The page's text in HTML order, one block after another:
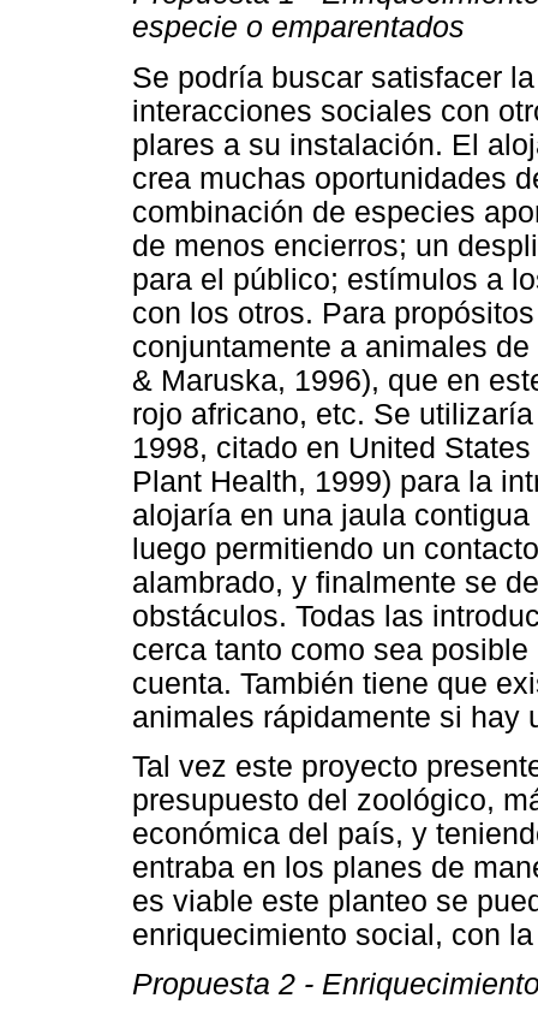
especie o emparentados
Se podría buscar satisfacer
interacciones sociales con
plares a su instalación. El
crea muchas oportunidades
combinación de especies
de menos encierros; un
para el público; estímulos a
con los otros. Para
conjuntamente a animales
& Maruska, 1996), que en
rojo africano, etc. Se
1998, citado en United
Plant Health, 1999) para la
alojaría en una jaula
luego permitiendo un
alambrado, y finalmente se
obstáculos. Todas las
cerca tanto como sea
cuenta. También tiene que
animales rápidamente si hay
Tal vez este proyecto
presupuesto del zoológico,
económica del país, y
entraba en los planes de
es viable este planteo se
enriquecimiento social, con
Propuesta 2 -